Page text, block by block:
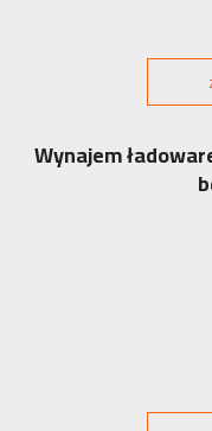
Wynajem